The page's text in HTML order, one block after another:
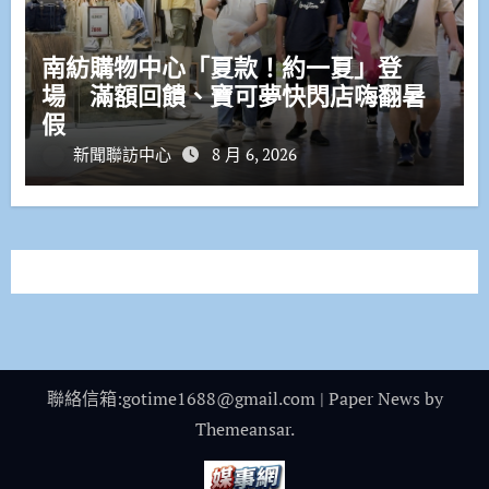
南紡購物中心「夏款！約一夏」登
場 滿額回饋、寶可夢快閃店嗨翻暑
假
新聞聯訪中心 8 月 6, 2026
聯絡信箱:gotime1688@gmail.com | Paper News by
Themeansar.